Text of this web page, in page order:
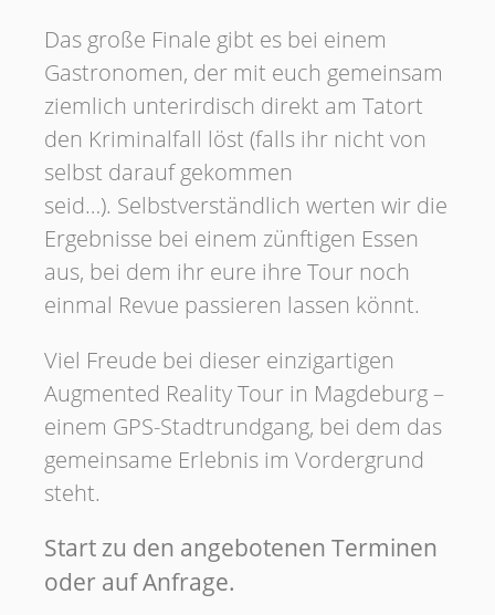
Das große Finale gibt es bei einem
Gastronomen, der mit euch gemeinsam
ziemlich unterirdisch direkt am Tatort
den Kriminalfall löst (falls ihr nicht von
selbst darauf gekommen
seid…). Selbstverständlich werten wir die
Ergebnisse bei einem zünftigen Essen
aus, bei dem ihr eure ihre Tour noch
einmal Revue passieren lassen könnt.
Viel Freude bei dieser einzigartigen
Augmented Reality Tour in Magdeburg –
einem GPS-Stadtrundgang, bei dem das
gemeinsame Erlebnis im Vordergrund
steht.
Start zu den angebotenen Terminen
oder auf Anfrage.